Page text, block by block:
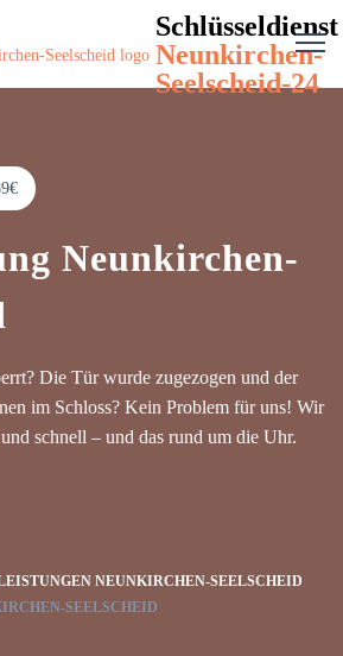
Schlüsseldienst
Neunkirchen-
Seelscheid-24
Neunkirchen-
Die Tür wurde zugezogen und der
im Schloss? Kein Problem für uns! Wir
schnell – und das rund um die Uhr.
NEUNKIRCHEN-SEELSCHEID
SEELSCHEID